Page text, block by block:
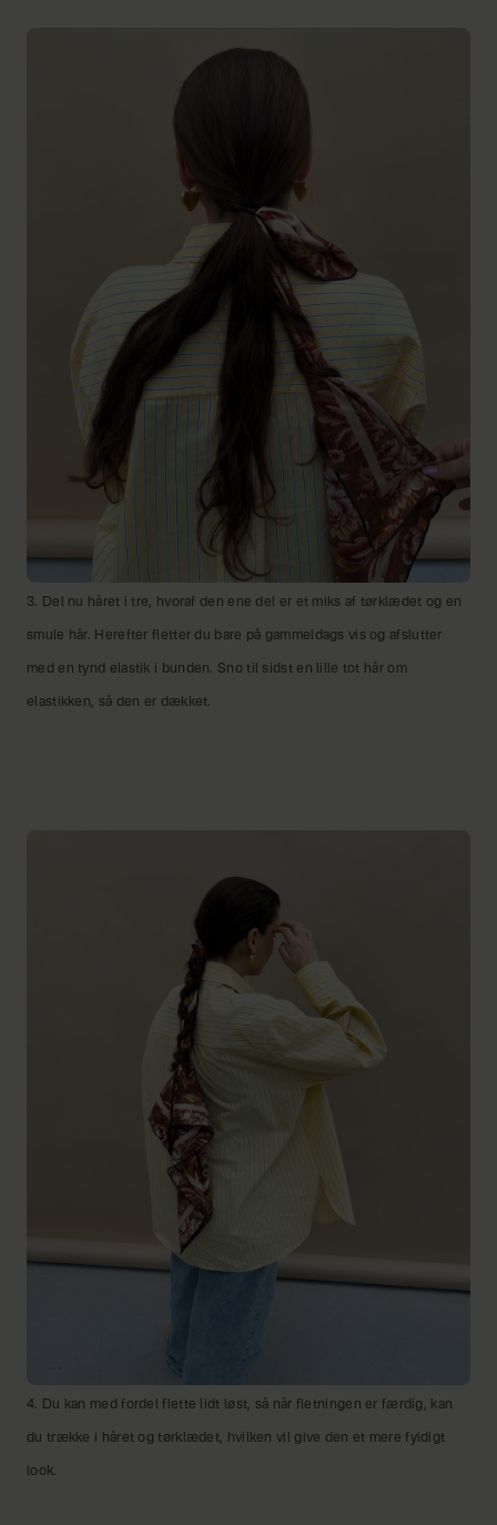
3. Del nu håret i tre, hvoraf den ene del er et miks af tørklædet og en
smule hår. Herefter fletter du bare på gammeldags vis og afslutter
med en tynd elastik i bunden. Sno til sidst en lille tot hår om
elastikken, så den er dækket.
4. Du kan med fordel flette lidt løst, så når fletningen er færdig, kan
du trække i håret og tørklædet, hvilken vil give den et mere fyldigt
look.